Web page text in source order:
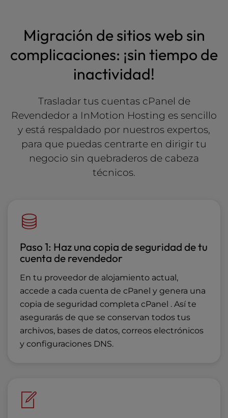
Migración de sitios web sin
complicaciones: ¡sin tiempo de
inactividad!
Trasladar tus cuentas cPanel de
Revendedor a InMotion Hosting es sencillo
y está respaldado por nuestros expertos,
para que puedas centrarte en dirigir tu
negocio sin quebraderos de cabeza
técnicos.
Paso 1: Haz una copia de seguridad de tu
cuenta de revendedor
En tu proveedor de alojamiento actual,
accede a cada cuenta de cPanel y genera una
copia de seguridad completa cPanel . Así te
asegurarás de que se conservan todos tus
archivos, bases de datos, correos electrónicos
y configuraciones DNS.